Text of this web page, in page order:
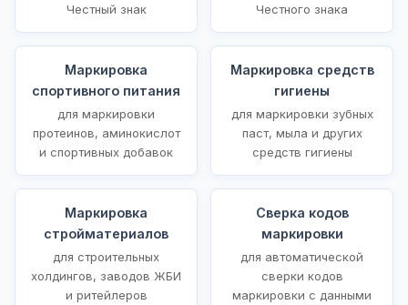
Честный знак
Честного знака
Маркировка
спортивного питания
для маркировки
протеинов, аминокислот
и спортивных добавок
Маркировка средств
гигиены
для маркировки зубных
паст, мыла и других
средств гигиены
Маркировка
стройматериалов
для строительных
холдингов, заводов ЖБИ
и ритейлеров
Сверка кодов
маркировки
для автоматической
сверки кодов
маркировки с данными